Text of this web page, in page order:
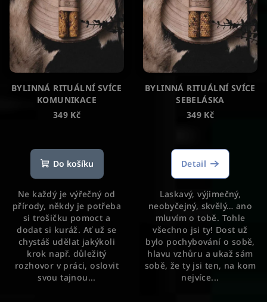
BYLINNÁ RITUÁLNÍ SVÍCE
KOMUNIKACE
349 Kč
Do košíku
Ne každý je výřečný od
přírody, někdy je potřeba
si trošičku pomoct a
dodat si kuráž. Ať už se
chystáš udělat jakýkoli
krok např. důležitý
rozhovor v práci, oslovit
svou tajnou...
BYLINNÁ RITUÁLNÍ SVÍCE
SEBELÁSKA
349 Kč
hodnocení
produktu
z
5
hvězdiček.
Detail
Laskavý, výjimečný,
neobyčejný, skvělý… ano
mluvím o tobě. Tohle
všechno jsi ty! Dost už
bylo pochybování o sobě,
hlavu vzhůru a ukaž sám
sobě, že ty jsi ten, na kom
nejvíce...